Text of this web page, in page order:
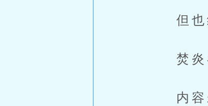
但也终
焚炎谷
内容未